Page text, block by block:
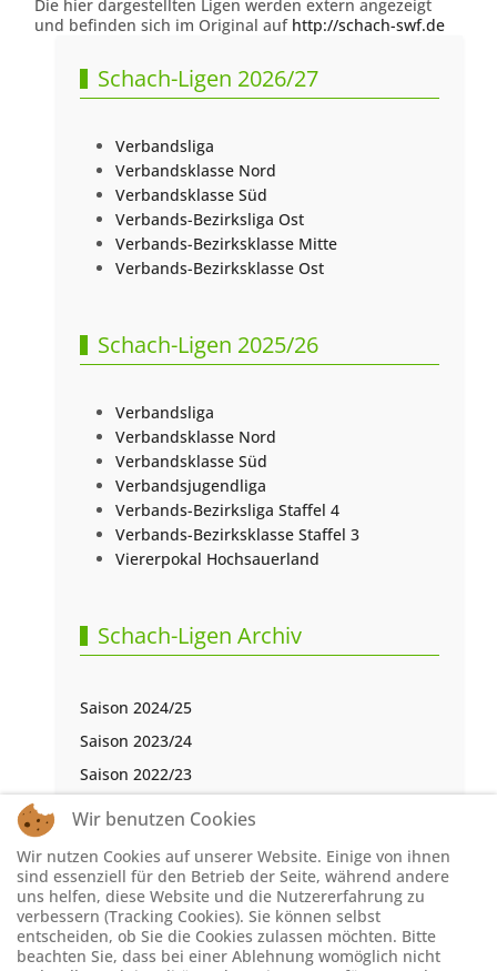
Die hier dargestellten Ligen werden extern angezeigt
und befinden sich im Original auf http://schach-swf.de
Schach-Ligen 2026/27
Verbandsliga
Verbandsklasse Nord
Verbandsklasse Süd
Verbands-Bezirksliga Ost
Verbands-Bezirksklasse Mitte
Verbands-Bezirksklasse Ost
Schach-Ligen 2025/26
Verbandsliga
Verbandsklasse Nord
Verbandsklasse Süd
Verbandsjugendliga
Verbands-Bezirksliga Staffel 4
Verbands-Bezirksklasse Staffel 3
Viererpokal Hochsauerland
Schach-Ligen Archiv
Saison 2024/25
Saison 2023/24
Saison 2022/23
Saison 2021/22
Saison 2019/20
Saison 2018/19
Saison 2017/18
Wir benutzen Cookies
Wir nutzen Cookies auf unserer Website. Einige von ihnen
sind essenziell für den Betrieb der Seite, während andere
uns helfen, diese Website und die Nutzererfahrung zu
verbessern (Tracking Cookies). Sie können selbst
entscheiden, ob Sie die Cookies zulassen möchten. Bitte
beachten Sie, dass bei einer Ablehnung womöglich nicht